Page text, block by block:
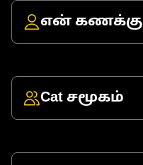
என் கணக்கு
Cat சமூகம்